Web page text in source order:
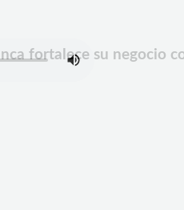
fortalece su negocio